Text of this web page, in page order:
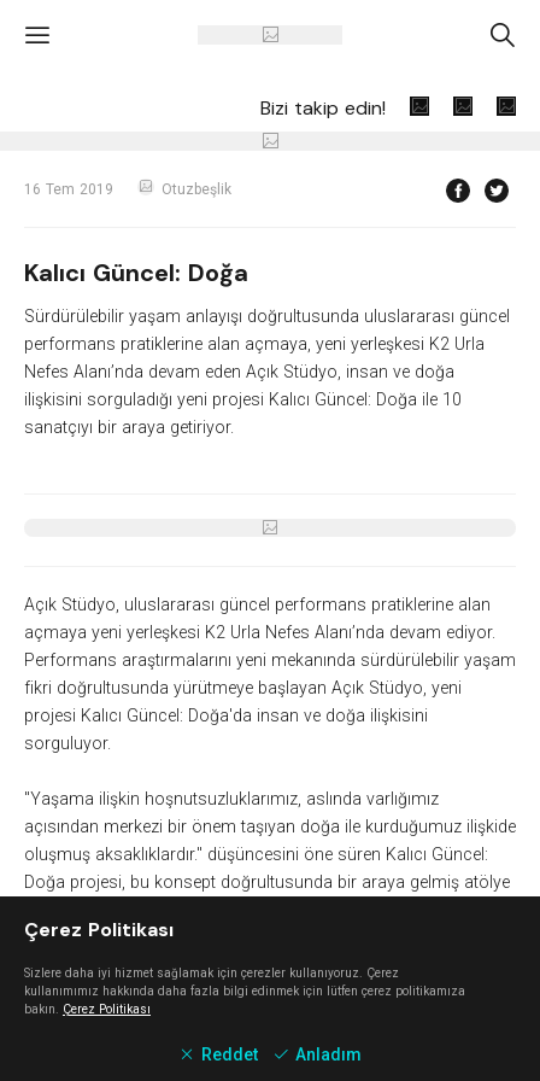
' A
Bizi takip edin!
16 Tem 2019 Otuzbeşlik
Kalıcı Güncel: Doğa
Sürdürülebilir yaşam anlayışı doğrultusunda uluslararası güncel
performans pratiklerine alan açmaya, yeni yerleşkesi K2 Urla
Nefes Alanı’nda devam eden Açık Stüdyo, insan ve doğa
ilişkisini sorguladığı yeni projesi Kalıcı Güncel: Doğa ile 10
sanatçıyı bir araya getiriyor.
Açık Stüdyo, uluslararası güncel performans pratiklerine alan
açmaya yeni yerleşkesi K2 Urla Nefes Alanı’nda devam ediyor.
Performans araştırmalarını yeni mekanında sürdürülebilir yaşam
fikri doğrultusunda yürütmeye başlayan Açık Stüdyo, yeni
projesi Kalıcı Güncel: Doğa'da insan ve doğa ilişkisini
sorguluyor.
"Yaşama ilişkin hoşnutsuzluklarımız, aslında varlığımız
açısından merkezi bir önem taşıyan doğa ile kurduğumuz ilişkide
oluşmuş aksaklıklardır." düşüncesini öne süren Kalıcı Güncel:
Doğa projesi, bu konsept doğrultusunda bir araya gelmiş atölye
belgesel video yapımından oluşuyor. İnsan ve doğa ilişkisinin
tarihteki bilinen belki de en eski sanat sorunsalı olup, bugün hala
güncelliğini koruduğunu ve belki de hep koruyacağını
hatırlatmaya çalışan projenin atölye ve performans etkinlikleri 15
Temmuz –1 Ağustos 2019 tarihleri arasında gerçekleşecek.
Çerez Politikası
Sizlere daha iyi hizmet sağlamak için çerezler kullanıyoruz. Çerez
kullanımımız hakkında daha fazla bilgi edinmek için lütfen çerez politikamıza
bakın. Çerez Politikası
Reddet Anladım